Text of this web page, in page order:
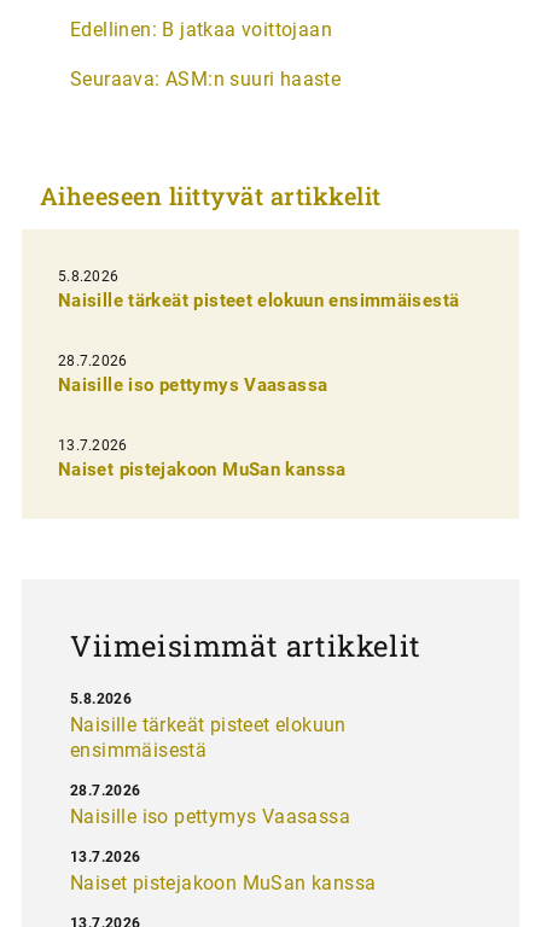
A
t
k
e
l
i
e
n
e
Edellinen: B jatkaa voittojaan
Seuraava: ASM:n suuri haaste
Aiheeseen liittyvät artikkelit
5.8.2026
Naisille tärkeät pisteet elokuun ensimmäisestä
28.7.2026
Naisille iso pettymys Vaasassa
13.7.2026
Naiset pistejakoon MuSan kanssa
Viimeisimmät artikkelit
Naisille tärkeät pisteet elokuun
ensimmäisestä
5.8.2026
Naisille iso pettymys Vaasassa
28.7.2026
Naiset pistejakoon MuSan kanssa
13.7.2026
13.7.2026